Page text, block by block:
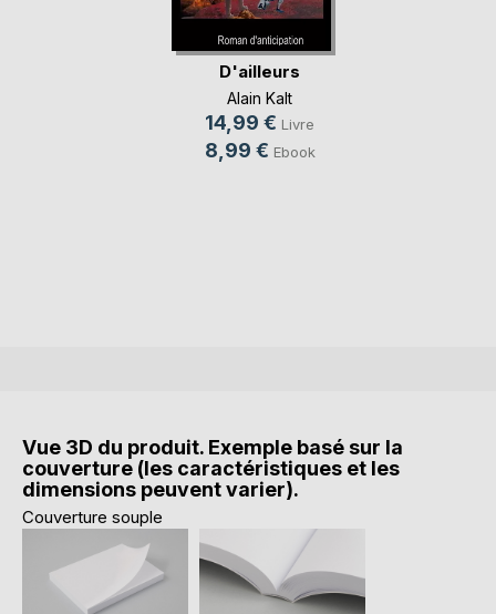
D'ailleurs
Alain Kalt
14,99 € Livre
8,99 € Ebook
Vue 3D du produit. Exemple basé sur la
couverture (les caractéristiques et les
dimensions peuvent varier).
Couverture souple